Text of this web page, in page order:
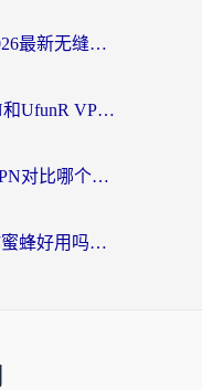
回国后怎么翻墙？海外党2026最新无缝访问国内资源全攻略（附对比实测）
海外党必看：ChickCN VPN和UfunR VPN对比哪个回国效果更好？附实用选择指南
云极VPN好用吗？和回国VPN对比哪个回国效果更好？海外党亲测避坑指南
海外党必看：雷神手游和甜蜜蜂好用吗？3步选对回国加速器无缝刷国内资源